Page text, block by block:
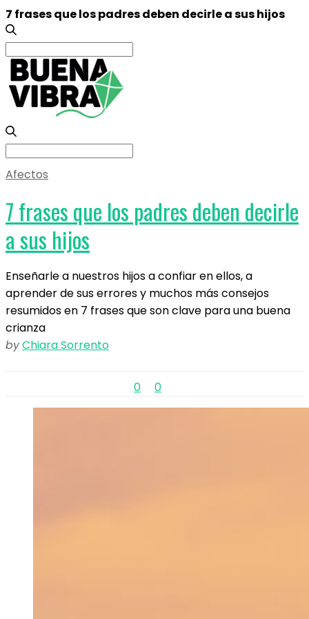
7 frases que los padres deben decirle a sus hijos
Search
for:
Search
for:
Afectos
7 frases que los padres deben decirle
a sus hijos
Enseñarle a nuestros hijos a confiar en ellos, a
aprender de sus errores y muchos más consejos
resumidos en 7 frases que son clave para una buena
crianza
byChiara Sorrento
0 0